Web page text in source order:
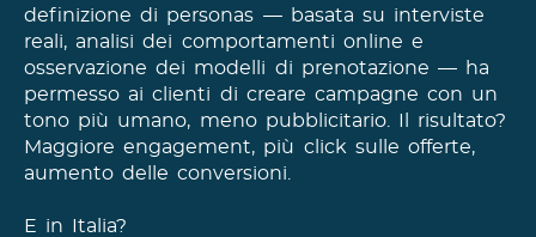
definizione di personas — basata su interviste
reali, analisi dei comportamenti online e
osservazione dei modelli di prenotazione — ha
permesso ai clienti di creare campagne con un
tono più umano, meno pubblicitario. Il risultato?
Maggiore engagement, più click sulle offerte,
aumento delle conversioni.
E in Italia?